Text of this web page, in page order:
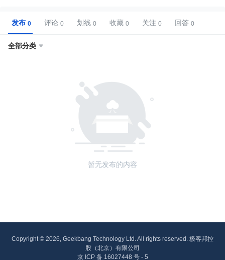
发布 评论 划线 收藏 关注 回答
全部分类 
暂无发布的内容
Copyright © 2026, Geekbang Technology Ltd. All rights reserved. 极客邦控
股（北京）有限公司
京 ICP 备 16027448 号 - 5